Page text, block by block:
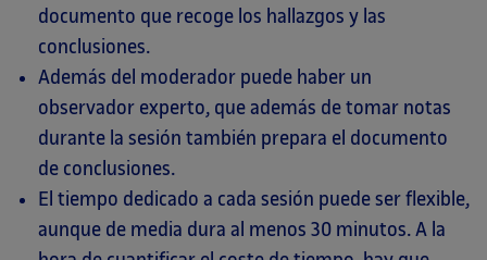
documento que recoge los hallazgos y las
conclusiones.
Además del moderador puede haber un
observador experto, que además de tomar notas
durante la sesión también prepara el documento
de conclusiones.
El tiempo dedicado a cada sesión puede ser flexible,
aunque de media dura al menos 30 minutos. A la